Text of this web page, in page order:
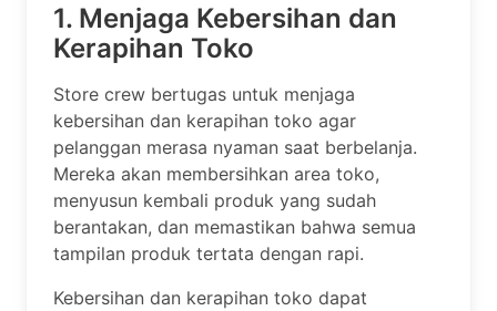
1. Menjaga Kebersihan dan
Kerapihan Toko
Store crew bertugas untuk menjaga
kebersihan dan kerapihan toko agar
pelanggan merasa nyaman saat berbelanja.
Mereka akan membersihkan area toko,
menyusun kembali produk yang sudah
berantakan, dan memastikan bahwa semua
tampilan produk tertata dengan rapi.
Kebersihan dan kerapihan toko dapat